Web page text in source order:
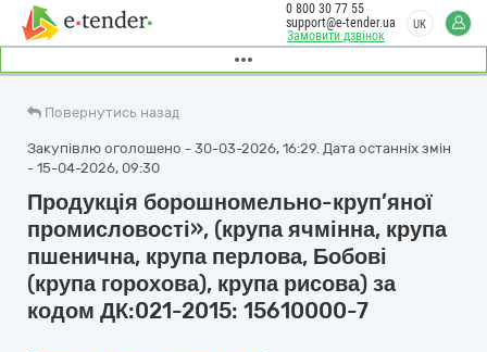
Замовити дзвінок
0 800 30 77 55
support@e-tender.ua
UK
Повернутись назад
Закупівлю оголошено - 30-03-2026, 16:29. Дата останніх змін
- 15-04-2026, 09:30
Продукція борошномельно-круп’яної
промисловості», (крупа ячмінна, крупа
пшенична, крупа перлова, Бобові
(крупа горохова), крупа рисова) за
кодом ДК:021-2015: 15610000-7